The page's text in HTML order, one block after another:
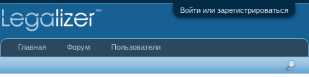
Войти или зарегистрироваться
Главная Форум Пользователи